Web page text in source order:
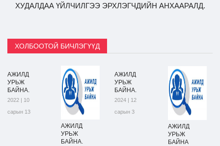
ХУДАЛДАА ҮЙЛЧИЛГЭЭ ЭРХЛЭГЧДИЙН АНХААРАЛД.
ХОЛБООТОЙ БИЧЛЭГҮҮД
АЖИЛД
УРЬЖ
БАЙНА.
2022 | 10
сарын 13
АЖИЛД
УРЬЖ
БАЙНА.
АЖИЛД
УРЬЖ
БАЙНА.
2024 | 12
сарын 3
АЖИЛД
УРЬЖ
БАЙНА